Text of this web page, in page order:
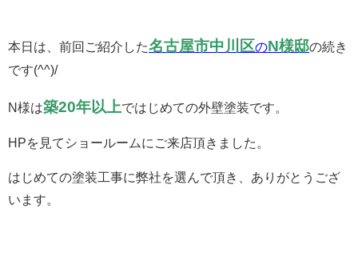
本日は、前回ご紹介した名古屋市中川区のN様邸の続き
です(^^)/
N様は築20年以上ではじめての外壁塗装です。
HPを見てショールームにご来店頂きました。
はじめての塗装工事に弊社を選んで頂き、ありがとうござ
います。